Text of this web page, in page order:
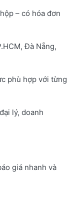
– có hóa đơn
Đà Nẵng,
phù hợp với từng
lý, doanh
giá nhanh và